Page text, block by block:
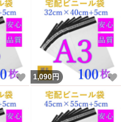
いいね！
1,090円